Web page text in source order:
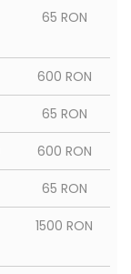
65 RON
600 RON
65 RON
600 RON
65 RON
1500 RON